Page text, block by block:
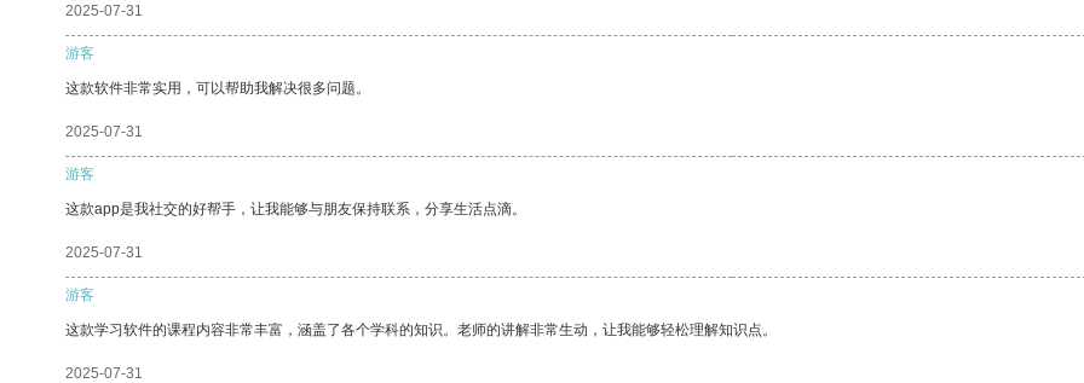
2025-07-31
游客
这款软件非常实用，可以帮助我解决很多问题。
2025-07-31
游客
这款app是我社交的好帮手，让我能够与朋友保持联系，分享生活点滴。
2025-07-31
游客
这款学习软件的课程内容非常丰富，涵盖了各个学科的知识。老师的讲解非常生动，让我能够轻松理解知识点。
2025-07-31